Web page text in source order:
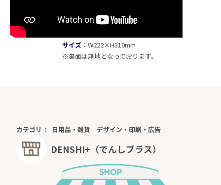
サイズ：W222×H310mm
※裏面は無地となっております。
カテゴリ 日用品・雑貨 デザイン・印刷・広告
DENSHI+（でんしプラス）